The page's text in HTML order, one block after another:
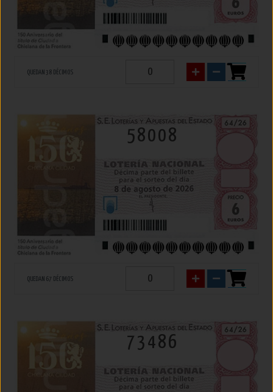
QUEDAN 38 DÉCIMOS
58008
QUEDAN 67 DÉCIMOS
73486